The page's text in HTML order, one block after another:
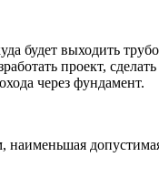
будет выходить
проект,
через фундамент.
наименьшая